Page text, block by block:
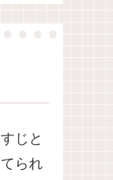
じと
られ